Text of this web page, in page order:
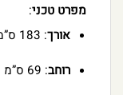
מפרט טכני:
אורך: 183 ס”מ
רוחב: 69 ס”מ